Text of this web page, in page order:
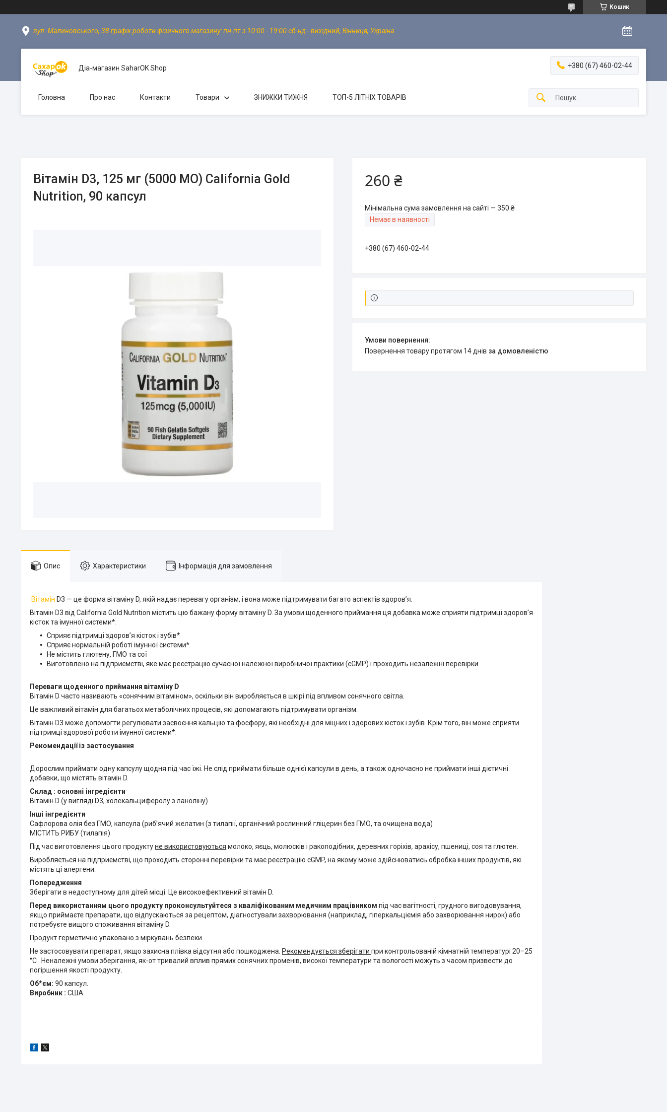
Кошик
вул. Малиновського, 38 графік роботи фізичного магазину: пн-пт з 10:00 - 19:00 сб-нд - вихідний, Вінниця, Україна
Діа-магазин SaharOK Shop +380 (67) 460-02-44
Головна Про нас Контакти Товари ЗНИЖКИ ТИЖНЯ ТОП-5 ЛІТНІХ ТОВАРІВ
Вітамін D3, 125 мг (5000 МО) California Gold
Nutrition, 90 капсул
260 ₴
Мінімальна сума замовлення на сайті — 350 ₴
Немає в наявності
+380 (67) 460-02-44
повернення товару протягом 14 днів за домовленістю
Опис Характеристики Інформація для замовлення
Вітамін D3 — це форма вітаміну D, якій надає перевагу організм, і вона може підтримувати багато аспектів здоров’я.
Вітамін D3 від California Gold Nutrition містить цю бажану форму вітаміну D. За умови щоденного приймання ця добавка може сприяти підтримці здоров’я
кісток та імунної системи*.
Сприяє підтримці здоров’я кісток і зубів*
Сприяє нормальній роботі імунної системи*
Не містить глютену, ГМО та сої
Виготовлено на підприємстві, яке має реєстрацію сучасної належної виробничої практики (cGMP) і проходить незалежні перевірки.
Переваги щоденного приймання вітаміну D
Вітамін D часто називають «сонячним вітаміном», оскільки він виробляється в шкірі під впливом сонячного світла.
Це важливий вітамін для багатьох метаболічних процесів, які допомагають підтримувати організм.
Вітамін D3 може допомогти регулювати засвоєння кальцію та фосфору, які необхідні для міцних і здорових кісток і зубів. Крім того, він може сприяти
підтримці здорової роботи імунної системи*.
Рекомендації із застосування
Дорослим приймати одну капсулу щодня під час їжі. Не слід приймати більше однієї капсули в день, а також одночасно не приймати інші дієтичні
добавки, що містять вітамін D.
Склад : основні інгредієнти
Вітамін D (у вигляді D3, холекальциферолу з ланоліну)
Інші інгредієнти
Сафлорова олія без ГМО, капсула (риб’ячий желатин (з тилапії, органічний рослинний гліцерин без ГМО, та очищена вода)
МІСТИТЬ РИБУ (тилапія)
Під час виготовлення цього продуктуне використовуються молоко, яєць, молюсків і ракоподібних, деревних горіхів, арахісу, пшениці, соя та глютен.
Виробляється на підприємстві, що проходить сторонні перевірки та має реєстрацію cGMP, на якому може здійснюватись обробка інших продуктів, які
містять ці алергени.
Попередження
Зберігати в недоступному для дітей місці. Це високоефективний вітамін D.
Перед використанням цього продукту проконсультуйтеся з кваліфікованим медичним працівником під час вагітності, грудного вигодовування,
якщо приймаєте препарати, що відпускаються за рецептом, діагностували захворювання (наприклад, гіперкальціємія або захворювання нирок) або
потребуєте вищого споживання вітаміну D.
Продукт герметично упаковано з міркувань безпеки.
Не застосовувати препарат, якщо захисна плівка відсутня або пошкоджена. Рекомендується зберігати при контрольованій кімнатній температурі 20–25
°C . Неналежні умови зберігання, як-от тривалий вплив прямих сонячних променів, високої температури та вологості можуть з часом призвести до
погіршення якості продукту.
Об*єм: 90 капсул.
Виробник : США